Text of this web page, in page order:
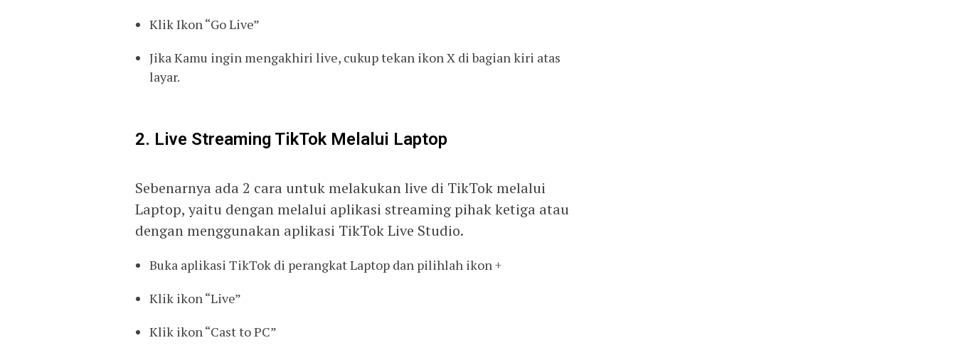
Klik Ikon “Go Live”
Jika Kamu ingin mengakhiri live, cukup tekan ikon X di bagian kiri atas
layar.
2. Live Streaming TikTok Melalui Laptop
Sebenarnya ada 2 cara untuk melakukan live di TikTok melalui
Laptop, yaitu dengan melalui aplikasi streaming pihak ketiga atau
dengan menggunakan aplikasi TikTok Live Studio.
Buka aplikasi TikTok di perangkat Laptop dan pilihlah ikon +
Klik ikon “Live”
Klik ikon “Cast to PC”